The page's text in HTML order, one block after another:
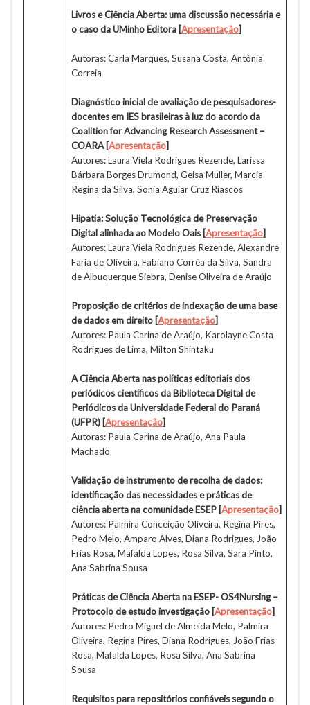
Livros e Ciência Aberta: uma discussão necessária e
o caso da UMinho Editora [Apresentação]
Autoras: Carla Marques, Susana Costa, Antónia
Correia
Diagnóstico inicial de avaliação de pesquisadores-
docentes em IES brasileiras à luz do acordo da
Coalition for Advancing Research Assessment –
COARA [Apresentação]
Autores: Laura Viela Rodrigues Rezende, Larissa
Bárbara Borges Drumond, Geisa Muller, Marcia
Regina da Silva, Sonia Aguiar Cruz Riascos
Hipatia: Solução Tecnológica de Preservação
Digital alinhada ao Modelo Oais [Apresentação]
Autores: Laura Viela Rodrigues Rezende, Alexandre
Faria de Oliveira, Fabiano Corrêa da Silva, Sandra
de Albuquerque Siebra, Denise Oliveira de Araújo
Proposição de critérios de indexação de uma base
de dados em direito [Apresentação]
Autores: Paula Carina de Araújo, Karolayne Costa
Rodrigues de Lima, Milton Shintaku
A Ciência Aberta nas políticas editoriais dos
periódicos científicos da Biblioteca Digital de
Periódicos da Universidade Federal do Paraná
(UFPR) [Apresentação]
Autoras: Paula Carina de Araújo, Ana Paula
Machado
Validação de instrumento de recolha de dados:
identificação das necessidades e práticas de
ciência aberta na comunidade ESEP [Apresentação]
Autores: Palmira Conceição Oliveira, Regina Pires,
Pedro Melo, Amparo Alves, Diana Rodrigues, João
Frias Rosa, Mafalda Lopes, Rosa Silva, Sara Pinto,
Ana Sabrina Sousa
Práticas de Ciência Aberta na ESEP- OS4Nursing –
Protocolo de estudo investigação [Apresentação]
Autores: Pedro Miguel de Almeida Melo, Palmira
Oliveira, Regina Pires, Diana Rodrigues, João Frias
Rosa, Mafalda Lopes, Rosa Silva, Ana Sabrina
Sousa
Requisitos para repositórios confiáveis segundo o